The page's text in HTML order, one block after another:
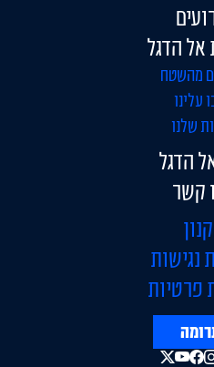
הדגל
מהשטח
עלינו
שלנו
הדגל
קשר
נגישות
פרטיות